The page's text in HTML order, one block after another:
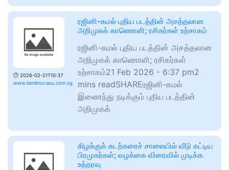
🕑 2026-02-21T10:37
www.tamilmurasu.com.sg
ரஜினி-கமல் புதிய படத்தின் அசத்தலான
அறிமுகக் காணொளி; ரசிகர்கள் உற்சாகம்
ரஜினி-கமல் புதிய படத்தின் அசத்தலான
அறிமுகக் காணொளி; ரசிகர்கள்
உற்சாகம்21 Feb 2026 - 6:37 pm2
mins readSHAREரஜினி-கமல்
இணைந்து நடிக்கும் புதிய படத்தின்
அறிமுகக்
கிழக்குக் கடற்கரைச் சாலையில் வீடு கட்டிய
பிரமுகர்கள்; வழக்கை விரைவில் முடிக்க
உத்தரவு